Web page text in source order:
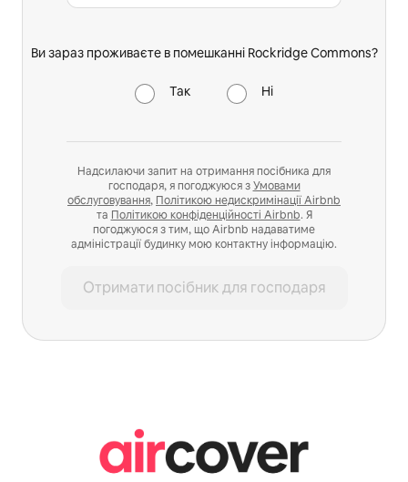
Ви зараз проживаєте в помешканні Rockridge Commons?
Так Ні
Надсилаючи запит на отримання посібника для
господаря, я погоджуюся зУмовами
обслуговування, Політикою недискримінації Airbnb
та Політикою конфіденційності Airbnb. Я
погоджуюся з тим, що Airbnb надаватиме
адміністрації будинку мою контактну інформацію.
Отримати посібник для господаря